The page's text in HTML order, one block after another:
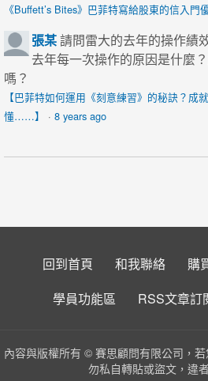
《Buffett’s Bites》巴菲特寫給股東的信入門
張某請問雷大的去年的操作績
去年每一次操作的原因是什麼
嗎？
【巴菲特如何運用《刻意練習》的秘訣？成
懂……】
· 8 years ago
回到首頁 和我聯絡 購
學員功能區
RSS文章訂
內容與版權所有 © 賽思顧問有限公司，
勿私自轉貼或盜文，違